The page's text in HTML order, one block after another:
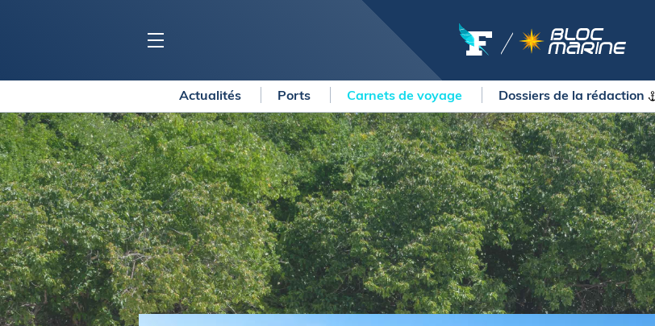
BLOC MARINE
Ports
Carnets de voyage
Dossiers de la rédaction
Collection Bloc Marine
Application Bloc Marine
Règlementation
BATEAUX
COURSES
Courses au large
Régates
La Solitaire du Figaro Paprec
Transat Paprec
Vendée Globe
Arkea Ultim Challenge
Route du Rhum - Destination
Guadeloupe
MÉTÉO MARINE
LIFESTYLE
Shopping
Culture nautique
Gastronomie
Blogs
SERVICES
Nos magazines
Actualités Ports Carnets de voyage Dossiers de la rédaction